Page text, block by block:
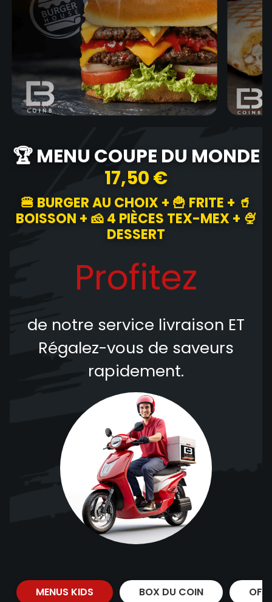
🏆 MENU COUPE DU MONDE
17,50 €
🍔 BURGER AU CHOIX + 🍟 FRITE + 🥤
BOISSON + 🧀 4 PIÈCES TEX-MEX + 🍨
DESSERT
Profitez
de notre service livraison ET
Régalez-vous de saveurs
rapidement.
MENUS KIDS BOX DU COIN